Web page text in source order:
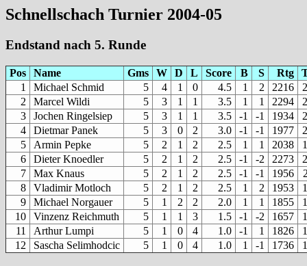
Schnellschach Turnier 2004-05
Endstand nach 5. Runde
Pos Name Gms W D L Score B S Rtg
1
Michael Schmid 5 4 1 0 4.5 1 2 2216
2
Marcel Wildi 5 3 1 1 3.5 1 1 2294
3
Jochen Ringelsiep 5 3 1 1 3.5 -1 -1 1934
4
Dietmar Panek 5 3 0 2 3.0 -1 -1 1977
5
Armin Pepke 5 2 1 2 2.5 1 1 2038
6
Dieter Knoedler 5 2 1 2 2.5 -1 -2 2273
7
Max Knaus 5 2 1 2 2.5 -1 -1 1956
8
Vladimir Motloch 5 2 1 2 2.5 1 2 1953
9
Michael Norgauer 5 1 2 2 2.0 1 1 1855
10
Vinzenz Reichmuth 5 1 1 3 1.5 -1 -2 1657
11
Arthur Lumpi 5 1 0 4 1.0 -1 1 1826
12
Sascha Selimhodcic 5 1 0 4 1.0 1 -1 1736